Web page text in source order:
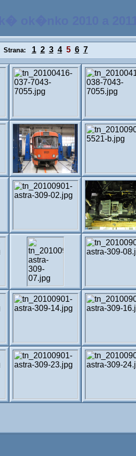
Strana: 1 2 3 45 6 7